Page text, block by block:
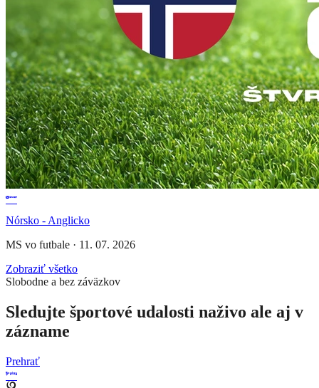
Nórsko - Anglicko
MS vo futbale · 11. 07. 2026
Zobraziť všetko
Slobodne a bez záväzkov
Sledujte športové udalosti naživo ale aj v
zázname
Prehrať